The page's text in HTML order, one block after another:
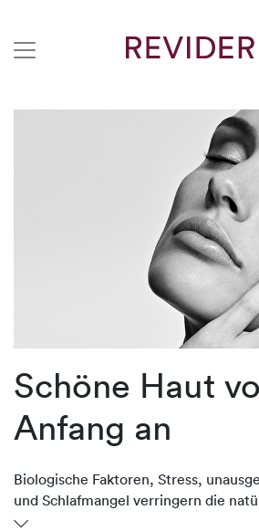
Schöne Haut
Anfang an
Biologische Faktoren, Stress,
und Schlafmangel verringern die
Regenerationsfähigkeit der Haut.